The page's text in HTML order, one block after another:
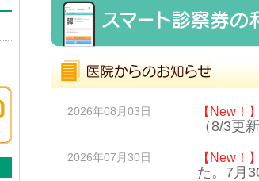
2026年08月03日 【New！】
（8/3更新
2026年07月30日 【New！】
た。7月